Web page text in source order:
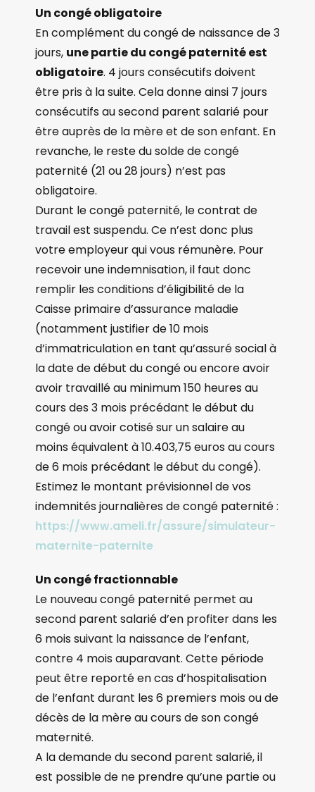
Un congé obligatoire
En complément du congé de naissance de 3
jours, une partie du congé paternité est
obligatoire. 4 jours consécutifs doivent
être pris à la suite. Cela donne ainsi 7 jours
consécutifs au second parent salarié pour
être auprès de la mère et de son enfant. En
revanche, le reste du solde de congé
paternité (21 ou 28 jours) n’est pas
obligatoire.
Durant le congé paternité, le contrat de
travail est suspendu. Ce n’est donc plus
votre employeur qui vous rémunère. Pour
recevoir une indemnisation, il faut donc
remplir les conditions d’éligibilité de la
Caisse primaire d’assurance maladie
(notamment justifier de 10 mois
d’immatriculation en tant qu’assuré social à
la date de début du congé ou encore avoir
avoir travaillé au minimum 150 heures au
cours des 3 mois précédant le début du
congé ou avoir cotisé sur un salaire au
moins équivalent à 10.403,75 euros au cours
de 6 mois précédant le début du congé).
Estimez le montant prévisionnel de vos
indemnités journalières de congé paternité :
https://www.ameli.fr/assure/simulateur-
maternite-paternite
Un congé fractionnable
Le nouveau congé paternité permet au
second parent salarié d’en profiter dans les
6 mois suivant la naissance de l’enfant,
contre 4 mois auparavant. Cette période
peut être reporté en cas d’hospitalisation
de l’enfant durant les 6 premiers mois ou de
décès de la mère au cours de son congé
maternité.
A la demande du second parent salarié, il
est possible de ne prendre qu’une partie ou